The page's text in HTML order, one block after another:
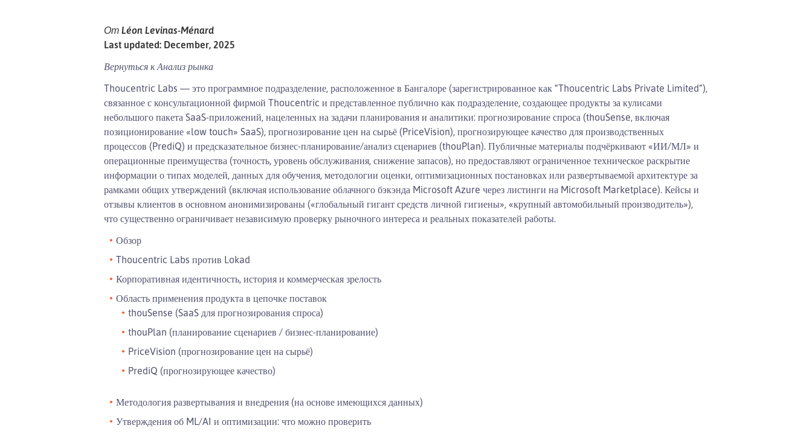
От Léon Levinas-Ménard
Last updated: December, 2025
Вернуться кАнализ рынка
Thoucentric Labs — это программное подразделение, расположенное в Бангалоре (зарегистрированное как “Thoucentric Labs Private Limited”),
связанное с консультационной фирмой Thoucentric и представленное публично как подразделение, создающее продукты за кулисами
небольшого пакета SaaS-приложений, нацеленных на задачи планирования и аналитики: прогнозирование спроса (thouSense, включая
позиционирование «low touch» SaaS), прогнозирование цен на сырьё (PriceVision), прогнозирующее качество для производственных
процессов (PrediQ) и предсказательное бизнес-планирование/анализ сценариев (thouPlan). Публичные материалы подчёркивают «ИИ/МЛ» и
операционные преимущества (точность, уровень обслуживания, снижение запасов), но предоставляют ограниченное техническое раскрытие
информации о типах моделей, данных для обучения, методологии оценки, оптимизационных постановках или развертываемой архитектуре за
рамками общих утверждений (включая использование облачного бэкэнда Microsoft Azure через листинги на Microsoft Marketplace). Кейсы и
отзывы клиентов в основном анонимизированы («глобальный гигант средств личной гигиены», «крупный автомобильный производитель»),
что существенно ограничивает независимую проверку рыночного интереса и реальных показателей работы.
Обзор
Thoucentric Labs против Lokad
Корпоративная идентичность, история и коммерческая зрелость
Область применения продукта в цепочке поставок
thouSense (SaaS для прогнозирования спроса)
thouPlan (планирование сценариев / бизнес-планирование)
PriceVision (прогнозирование цен на сырьё)
PrediQ (прогнозирующее качество)
Методология развертывания и внедрения (на основе имеющихся данных)
Утверждения об ML/AI и оптимизации: что можно проверить